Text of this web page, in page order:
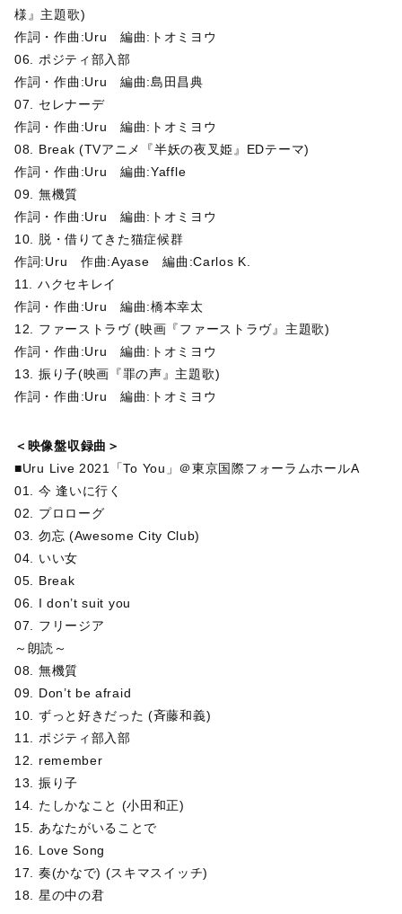
様』主題歌)
作詞・作曲:Uru 編曲:トオミヨウ
06. ポジティ部入部
作詞・作曲:Uru 編曲:島田昌典
07. セレナーデ
作詞・作曲:Uru 編曲:トオミヨウ
08. Break (TVアニメ『半妖の夜叉姫』EDテーマ)
作詞・作曲:Uru 編曲:Yaffle
09. 無機質
作詞・作曲:Uru 編曲:トオミヨウ
10. 脱・借りてきた猫症候群
作詞:Uru 作曲:Ayase 編曲:Carlos K.
11. ハクセキレイ
作詞・作曲:Uru 編曲:橋本幸太
12. ファーストラヴ (映画『ファーストラヴ』主題歌)
作詞・作曲:Uru 編曲:トオミヨウ
13. 振り子(映画『罪の声』主題歌)
作詞・作曲:Uru 編曲:トオミヨウ
＜映像盤収録曲＞
■Uru Live 2021「To You」＠東京国際フォーラムホールA
01. 今 逢いに行く
02. プロローグ
03. 勿忘 (Awesome City Club)
04. いい女
05. Break
06. I don’t suit you
07. フリージア
～朗読～
08. 無機質
09. Don’t be afraid
10. ずっと好きだった (斉藤和義)
11. ポジティ部入部
12. remember
13. 振り子
14. たしかなこと (小田和正)
15. あなたがいることで
16. Love Song
17. 奏(かなで) (スキマスイッチ)
18. 星の中の君